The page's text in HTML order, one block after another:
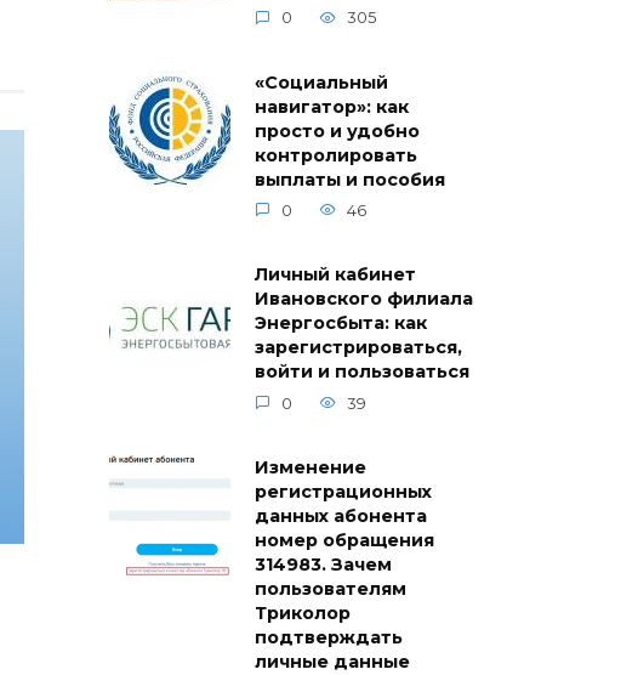
0 305
«Социальный
навигатор»: как
просто и удобно
контролировать
выплаты и пособия
0 46
Личный кабинет
Ивановского филиала
Энергосбыта: как
зарегистрироваться,
войти и пользоваться
0 39
Изменение
регистрационных
данных абонента
номер обращения
314983. Зачем
пользователям
Триколор
подтверждать
личные данные